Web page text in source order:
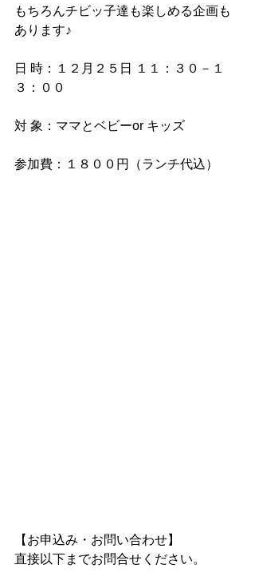
もちろんチビッ子達も楽しめる企画も
あります♪
日 時：１２月２５日 １１：３０－１
３：００
対 象：ママとベビーor キッズ
参加費：１８００円（ランチ代込）
【お申込み・お問い合わせ】
直接以下までお問合せください。